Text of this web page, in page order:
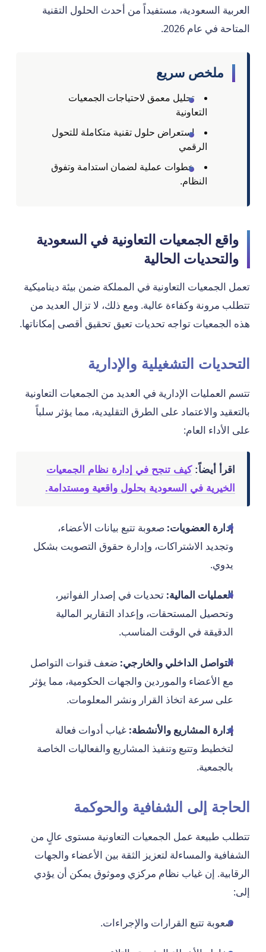
العربية السعودية، مستفيداً من أحدث الحلول التقنية
المتاحة في عام 2026.
ملخص سريع
تحليل معمق لاحتياجات الجمعيات
التعاونية
استعراض حلول تقنية متكاملة للتحول
الرقمي
خطوات عملية لضمان استدامة وتفوق
النظام.
واقع الجمعيات التعاونية في السعودية
والتحديات الحالية
تعمل الجمعيات التعاونية في المملكة ضمن بيئة ديناميكية
تتطلب مرونة وكفاءة عالية. ومع ذلك، لا تزال العديد من
هذه الجمعيات تواجه تحديات تعيق تحقيق أقصى إمكاناتها.
التحديات التشغيلية والإدارية
تتسم العمليات الإدارية في العديد من الجمعيات التعاونية
بالتعقيد والاعتماد على الطرق التقليدية، مما يؤثر سلباً
على الأداء العام:
اقرأ أيضاً:كيف تنجح في إدارة نظام الجمعيات
الخيرية في السعودية بحلول واقعية ومستدامة.
إدارة العضويات: صعوبة تتبع بيانات الأعضاء،
وتجديد الاشتراكات، وإدارة حقوق التصويت بشكل
يدوي.
العمليات المالية: تحديات في إصدار الفواتير،
وتحصيل المستحقات، وإعداد التقارير المالية
الدقيقة في الوقت المناسب.
التواصل الداخلي والخارجي: ضعف قنوات التواصل
مع الأعضاء والموردين والجهات الحكومية، مما يؤثر
على سرعة اتخاذ القرار ونشر المعلومات.
إدارة المشاريع والأنشطة: غياب أدوات فعالة
لتخطيط وتتبع وتنفيذ المشاريع والفعاليات الخاصة
بالجمعية.
الحاجة إلى الشفافية والحوكمة
تتطلب طبيعة عمل الجمعيات التعاونية مستوى عالٍ من
الشفافية والمساءلة لتعزيز الثقة بين الأعضاء والجهات
الرقابية. إن غياب نظام مركزي وموثوق يمكن أن يؤدي
إلى:
صعوبة تتبع القرارات والإجراءات.